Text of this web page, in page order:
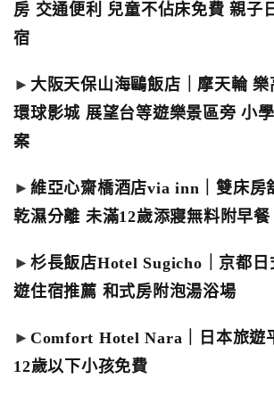
房 交通便利 兒童不佔床免費 親子
宿
► 大阪天保山海鷗飯店｜摩天輪
環球影城 展望台等遊樂景區旁 小
案
► 維亞心齋橋酒店via inn｜雙床房
乾濕分離 未滿12歲添寢無料附早餐
► 杉長飯店Hotel Sugicho｜京都
遊住宿推薦 和式房附泡湯浴場
► Comfort Hotel Nara｜日本旅遊
12歲以下小孩免費